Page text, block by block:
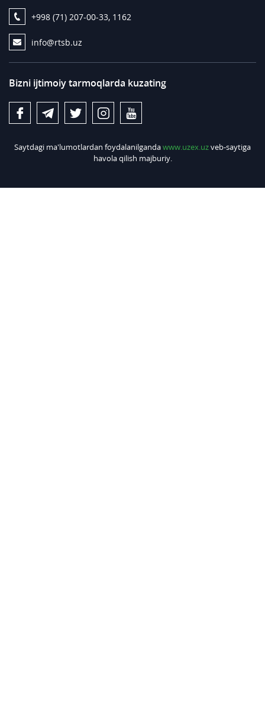
+998 (71) 207-00-33, 1162
info@rtsb.uz
Bizni ijtimoiy tarmoqlarda kuzating
Saytdagi ma'lumotlardan foydalanilgandawww.uzex.uzveb-saytiga
havola qilish majburiy.